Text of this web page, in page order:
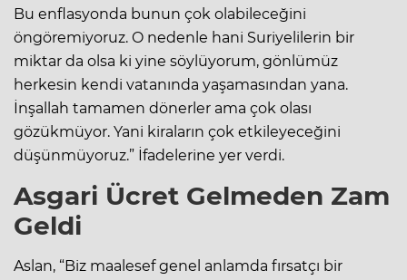
Bu enflasyonda bunun çok olabileceğini
öngöremiyoruz. O nedenle hani Suriyelilerin bir
miktar da olsa ki yine söylüyorum, gönlümüz
herkesin kendi vatanında yaşamasından yana.
İnşallah tamamen dönerler ama çok olası
gözükmüyor. Yani kiraların çok etkileyeceğini
düşünmüyoruz.” İfadelerine yer verdi.
Asgari Ücret Gelmeden Zam
Geldi
Aslan, “Biz maalesef genel anlamda fırsatçı bir